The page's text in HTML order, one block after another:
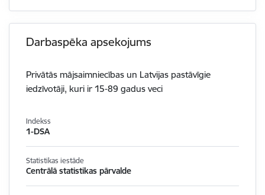
Darbaspēka apsekojums
Privātās mājsaimniecības un Latvijas pastāvīgie
iedzīvotāji, kuri ir 15-89 gadus veci
Indekss
1-DSA
Statistikas iestāde
Centrālā statistikas pārvalde